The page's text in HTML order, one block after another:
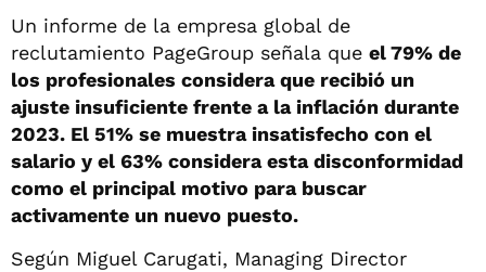
Un informe de la empresa global de
reclutamiento PageGroup señala que el 79% de
los profesionales considera que recibió un
ajuste insuficiente frente a la inflación durante
2023. El 51% se muestra insatisfecho con el
salario y el 63% considera esta disconformidad
como el principal motivo para buscar
activamente un nuevo puesto.
Según Miguel Carugati, Managing Director